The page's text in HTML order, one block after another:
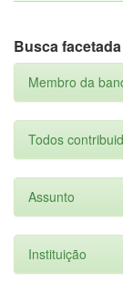
Busca facetada
Membro da
Todos
Assunto
Instituição